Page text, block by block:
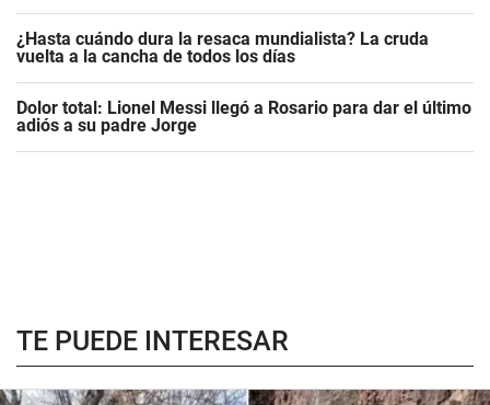
¿Hasta cuándo dura la resaca mundialista? La cruda
vuelta a la cancha de todos los días
Dolor total: Lionel Messi llegó a Rosario para dar el último
adiós a su padre Jorge
TE PUEDE INTERESAR